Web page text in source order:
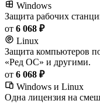
Windows
Защита рабочих
от 6 068 ₽
Linux
Защита компьютеров
«Ред ОС» и другими.
от 6 068 ₽
Windows и Linux
Одна лицензия на